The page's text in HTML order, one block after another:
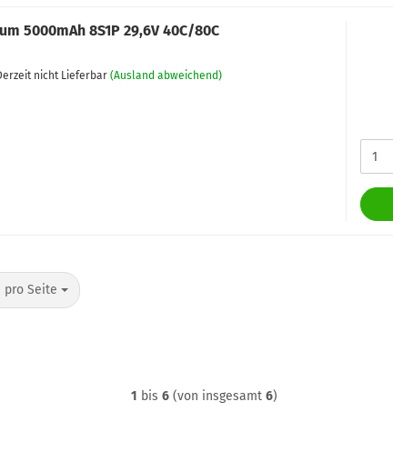
5000mAh 8S1P 29,6V 40C/80C
nicht Lieferbar (Ausland abweichend)
pro Seite
Seite
1 bis 6(von insgesamt 6)